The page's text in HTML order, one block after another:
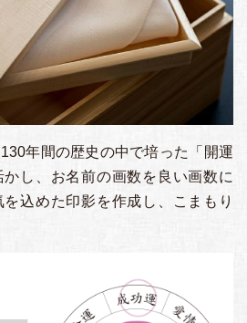
年間の歴史の中で培った「開運
し、お名前の画数を良い画数に
込めた印影を作成し、こまもり